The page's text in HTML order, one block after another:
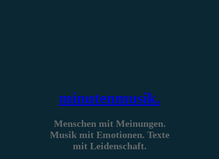
minutenmusik.
Menschen mit Meinungen.
Musik mit Emotionen. Texte
mit Leidenschaft.